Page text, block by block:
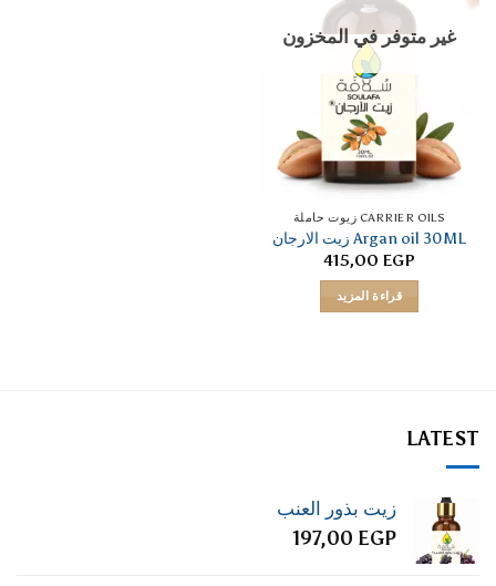
غير متوفر في المخزون
CARRIER OILS زيوت حاملة
Argan oil 30ML زيت الارجان
415,00 EGP
قراءة المزيد
LATEST
زيت بذور العنب
197,00 EGP